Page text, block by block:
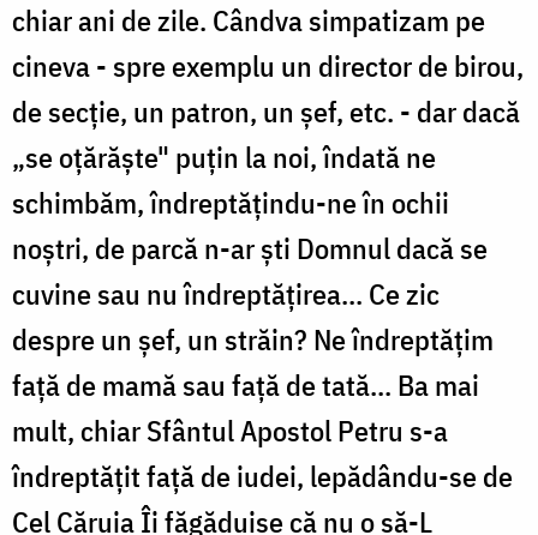
chiar ani de zile. Cândva simpatizam pe
cineva - spre exemplu un director de birou,
de secţie, un patron, un şef, etc. - dar dacă
„se oţărăşte" puţin la noi, îndată ne
schimbăm, îndreptăţindu-ne în ochii
noştri, de parcă n-ar şti Domnul dacă se
cuvine sau nu îndreptăţirea... Ce zic
despre un şef, un străin? Ne îndreptăţim
faţă de mamă sau faţă de tată... Ba mai
mult, chiar Sfântul Apostol Petru s-a
îndreptăţit faţă de iudei, lepădându-se de
Cel Căruia Îi făgăduise că nu o să-L